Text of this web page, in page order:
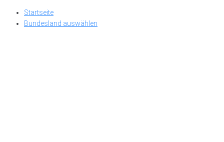
Skip
Startseite
Bundesland auswählen